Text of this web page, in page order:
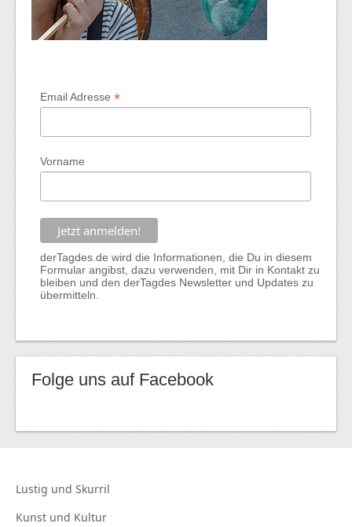
Email Adresse*
Vorname
derTagdes.de wird die Informationen, die Du in diesem
Formular angibst, dazu verwenden, mit Dir in Kontakt zu
bleiben und den derTagdes Newsletter und Updates zu
übermitteln.
Folge uns auf Facebook
Lustig und Skurril
Kunst und Kultur